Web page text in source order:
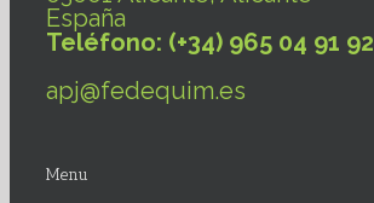
España
Teléfono: (+34) 965 04 91 92
apj@fedequim.es
Menu